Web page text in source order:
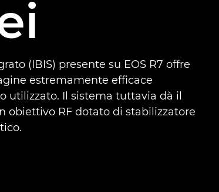
(IBIS) presente su EOS R7 offre
estremamente efficace
Il sistema tuttavia dà il
obiettivo RF dotato di stabilizzatore